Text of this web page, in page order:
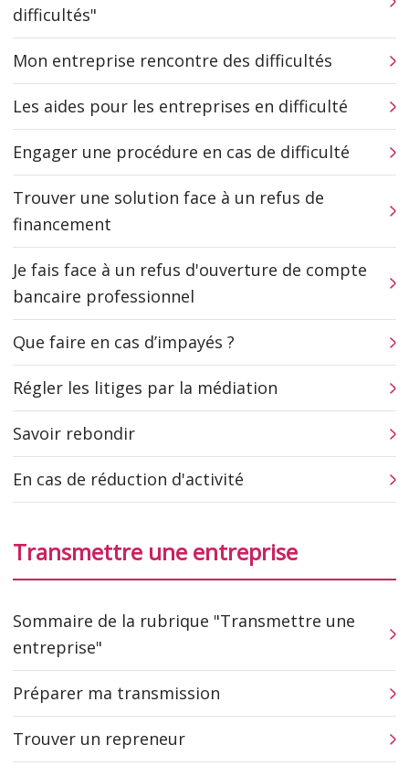
difficultés"
Mon entreprise rencontre des difficultés
Les aides pour les entreprises en difficulté
Engager une procédure en cas de difficulté
Trouver une solution face à un refus de
financement
Je fais face à un refus d'ouverture de compte
bancaire professionnel
Que faire en cas d’impayés ?
Régler les litiges par la médiation
Savoir rebondir
En cas de réduction d'activité
Transmettre une entreprise
Sommaire de la rubrique "Transmettre une
entreprise"
Préparer ma transmission
Trouver un repreneur